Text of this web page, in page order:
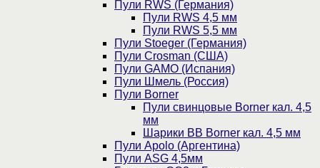
Пули RWS (Германия)
Пули RWS 4,5 мм
Пули RWS 5,5 мм
Пули Stoeger (Германия)
Пули Crosman (США)
Пули GAMO (Испания)
Пули Шмель (Россия)
Пули Borner
Пули свинцовые Borner кал. 4,5
мм
Шарики BB Borner кал. 4,5 мм
Пули Apolo (Аргентина)
Пули ASG 4,5мм